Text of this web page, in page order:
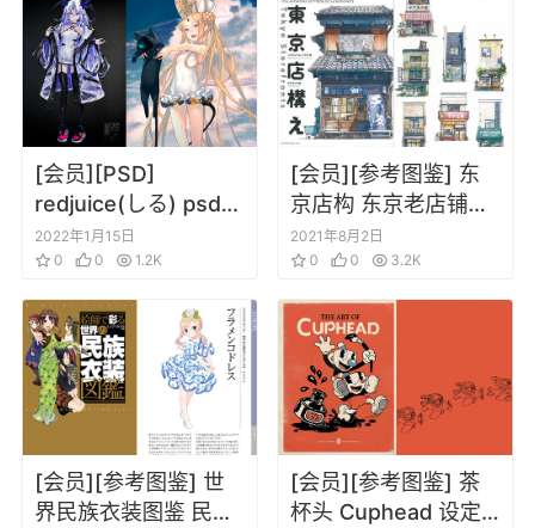
[会员][PSD]
redjuice(しる) psd作
画源文件
2022年1月15日
0
0 1.2K
[会员][参考图鉴] 东
京店构 东京老店铺街
景水彩插画集
2021年8月2日
0
0 3.2K
[会员][参考图鉴] 世
界民族衣装图鉴 民族
[会员][参考图鉴] 茶
杯头 Cuphead 设定